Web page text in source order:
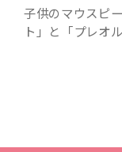
子供のマウスピ
ト」と「プレオ